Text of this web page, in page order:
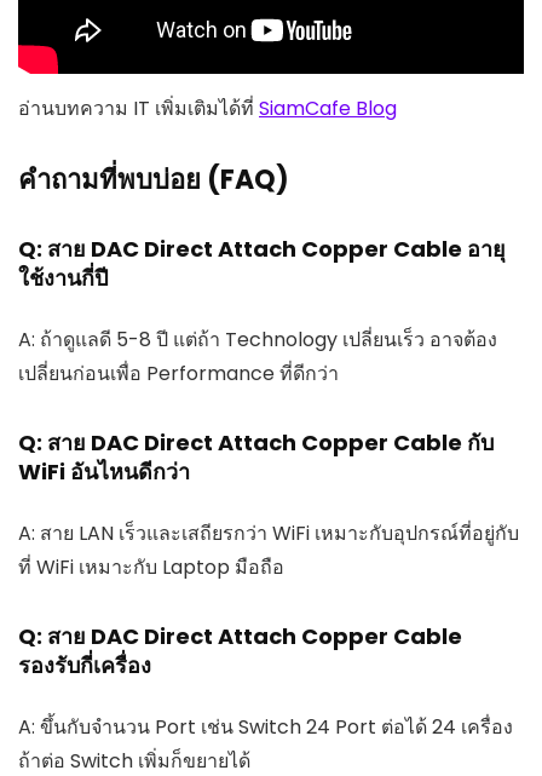
อ่านบทความ IT เพิ่มเติมได้ที่ SiamCafe Blog
คำถามที่พบบ่อย (FAQ)
Q: สาย DAC Direct Attach Copper Cable อายุ
ใช้งานกี่ปี
A: ถ้าดูแลดี 5-8 ปี แต่ถ้า Technology เปลี่ยนเร็ว อาจต้อง
เปลี่ยนก่อนเพื่อ Performance ที่ดีกว่า
Q: สาย DAC Direct Attach Copper Cable กับ
WiFi อันไหนดีกว่า
A: สาย LAN เร็วและเสถียรกว่า WiFi เหมาะกับอุปกรณ์ที่อยู่กับ
ที่ WiFi เหมาะกับ Laptop มือถือ
Q: สาย DAC Direct Attach Copper Cable
รองรับกี่เครื่อง
A: ขึ้นกับจำนวน Port เช่น Switch 24 Port ต่อได้ 24 เครื่อง
ถ้าต่อ Switch เพิ่มก็ขยายได้